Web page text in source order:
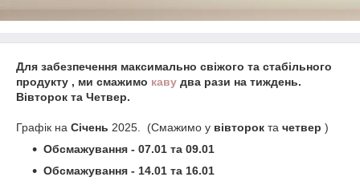
Для забезпечення максимально свіжого та стабільного
продукту , ми смажимо каву два рази на тиждень.
Вівторок та Четвер.
Графік на Січень 2025. (Смажимо у вівторок та четвер )
Обсмажування - 07.01 та 09.01
Обсмажування - 14.01 та 16.01